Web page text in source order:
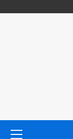
primario